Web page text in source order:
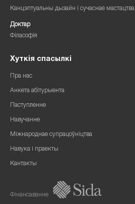
Канцэптуальны дызайн і сучаснае мастацтва
Доктар
Філасофія
Хуткія спасылкі
Пра нас
Анкета абітурыента
Паступленне
Навучанне
Міжнароднае супрацоўніцтва
Навука і праекты
Кантакты
Фінансаванне